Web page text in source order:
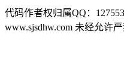
代码作者权归属QQ：
www.sjsdhw.com 未经允许